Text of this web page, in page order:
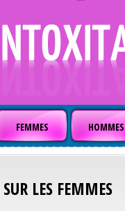
FEMMES HOMMES
LES FEMMES